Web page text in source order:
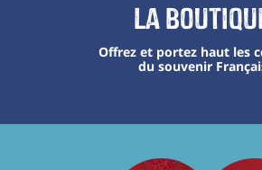
La
Offrez et portez haut les
du souvenir